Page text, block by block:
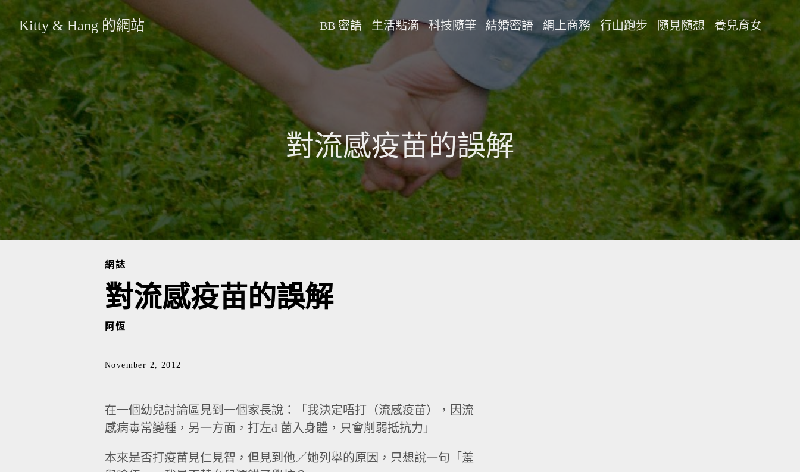
Kitty & Hang 的網站 BB 密語 生活點滴 科技隨筆 結婚密語 網上商務 行山跑步 隨見隨想 養兒育女
對流感疫苗的誤解
網誌
對流感疫苗的誤解
阿恆
November 2, 2012
在一個幼兒討論區見到一個家長說：「我決定唔打（流感疫苗），因流
感病毒常變種，另一方面，打左d 菌入身體，只會削弱抵抗力」
本來是否打疫苗見仁見智，但見到他／她列舉的原因，只想說一句「羞